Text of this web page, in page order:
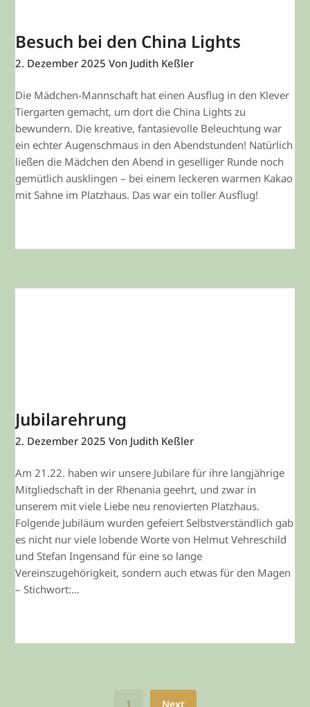
Besuch bei den China Lights
2. Dezember 2025 Von Judith Keßler
Die Mädchen-Mannschaft hat einen Ausflug in den Klever
Tiergarten gemacht, um dort die China Lights zu
bewundern. Die kreative, fantasievolle Beleuchtung war
ein echter Augenschmaus in den Abendstunden! Natürlich
ließen die Mädchen den Abend in geselliger Runde noch
gemütlich ausklingen – bei einem leckeren warmen Kakao
mit Sahne im Platzhaus. Das war ein toller Ausflug!
Jubilarehrung
2. Dezember 2025 Von Judith Keßler
Am 21.22. haben wir unsere Jubilare für ihre langjährige
Mitgliedschaft in der Rhenania geehrt, und zwar in
unserem mit viele Liebe neu renovierten Platzhaus.
Folgende Jubiläum wurden gefeiert Selbstverständlich gab
es nicht nur viele lobende Worte von Helmut Vehreschild
und Stefan Ingensand für eine so lange
Vereinszugehörigkeit, sondern auch etwas für den Magen
– Stichwort:…
1 Next